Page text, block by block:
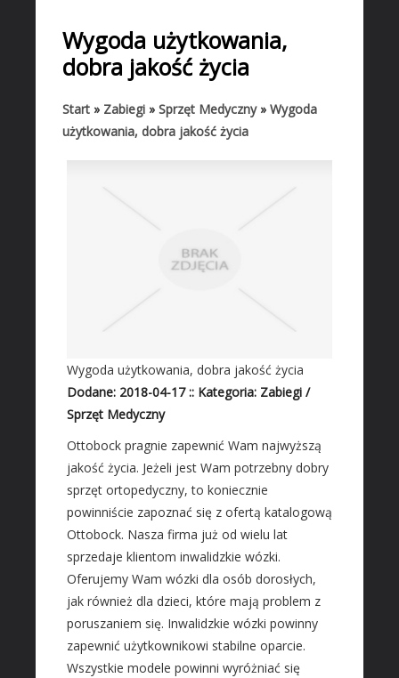
BIZNES
Biura Rachunkowe
Doradztwo
Drukarnie
Remonty, Elektryk, Hydraulik
Materiały Budowlane
REZYDENCJE
Drzwi i Okna
Klimatyzacja i Wentylacja
Nieruchomości, Działki
Domy, Mieszkania
SZKOŁA
Placówki Edukacyjne
Kursy Językowe
Konferencje, Sale Szkoleniowe
Wygoda użytkowania,
dobra jakość życia
Start » Zabiegi » Sprzęt Medyczny» Wygoda
użytkowania, dobra jakość życia
Wygoda użytkowania, dobra jakość życia
Dodane: 2018-04-17 :: Kategoria: Zabiegi /
Sprzęt Medyczny
Ottobock pragnie zapewnić Wam najwyższą
jakość życia. Jeżeli jest Wam potrzebny dobry
sprzęt ortopedyczny, to koniecznie
powinniście zapoznać się z ofertą katalogową
Ottobock. Nasza firma już od wielu lat
sprzedaje klientom inwalidzkie wózki.
Oferujemy Wam wózki dla osób dorosłych,
jak również dla dzieci, które mają problem z
poruszaniem się. Inwalidzkie wózki powinny
zapewnić użytkownikowi stabilne oparcie.
Wszystkie modele powinni wyróżniać się